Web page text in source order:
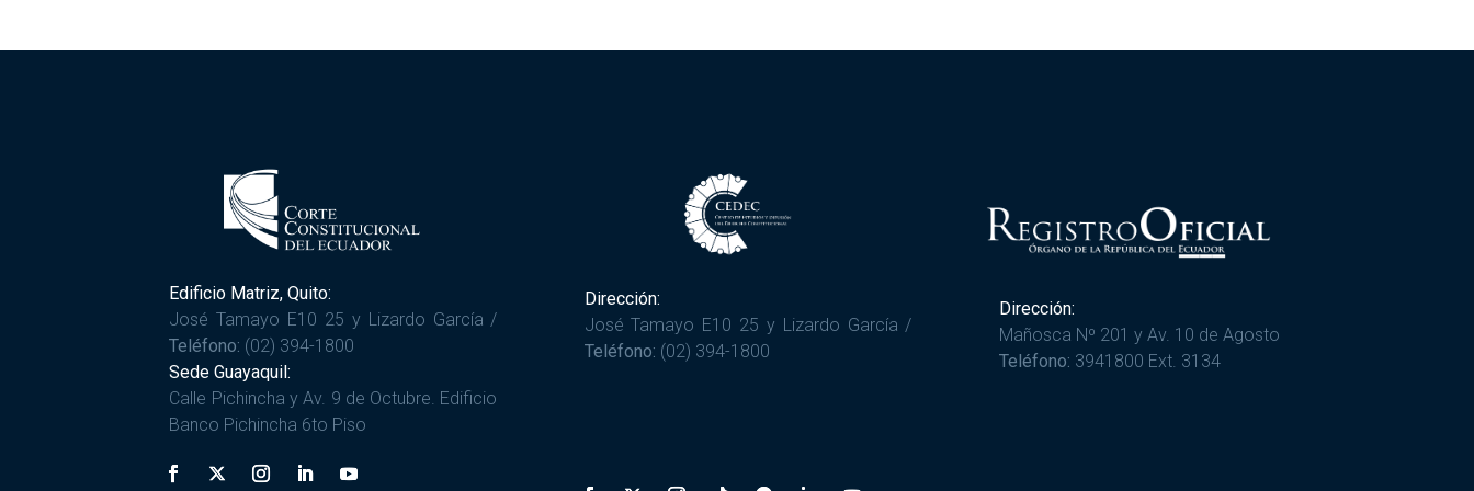
Edificio Matriz, Quito:
José Tamayo E10 25 y Lizardo García /
Teléfono: (02) 394-1800
Sede Guayaquil:
Calle Pichincha y Av. 9 de Octubre. Edificio
Banco Pichincha 6to Piso
Dirección:
José Tamayo E10 25 y Lizardo García /
Teléfono: (02) 394-1800
Dirección:
Mañosca Nº 201 y Av. 10 de Agosto
Teléfono: 3941800 Ext. 3134